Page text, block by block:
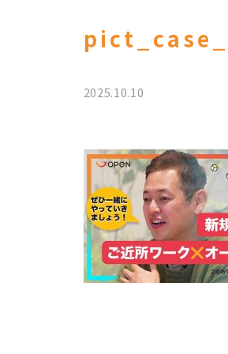
2025.10.10